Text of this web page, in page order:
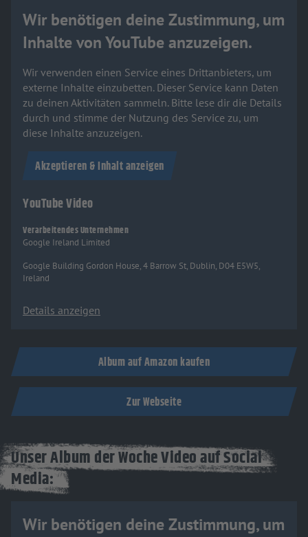
Wir benötigen deine Zustimmung, um
Inhalte von YouTube anzuzeigen.
Wir verwenden einen Service eines Drittanbieters, um
externe Inhalte einzubetten. Dieser Service kann Daten
zu deinen Aktivitäten sammeln. Bitte lese dir die Details
durch und stimme der Nutzung des Service zu, um
diese Inhalte anzuzeigen.
Akzeptieren & Inhalt anzeigen
YouTube Video
Verarbeitendes Unternehmen
Google Ireland Limited
Google Building Gordon House, 4 Barrow St, Dublin, D04 E5W5,
Ireland
Details anzeigen
Album auf Amazon kaufen
Zur Webseite
Unser Album der Woche Video auf Social
Media:
Wir benötigen deine Zustimmung, um